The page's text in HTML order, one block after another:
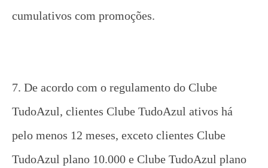
cumulativos com promoções.
7. De acordo com o regulamento do Clube
TudoAzul, clientes Clube TudoAzul ativos há
pelo menos 12 meses, exceto clientes Clube
TudoAzul plano 10.000 e Clube TudoAzul plano